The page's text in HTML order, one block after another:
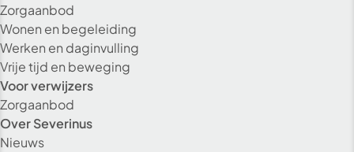
Zorgaanbod
Wonen en begeleiding
Werken en daginvulling
Vrije tijd en beweging
Voor verwijzers
Zorgaanbod
Over Severinus
Nieuws